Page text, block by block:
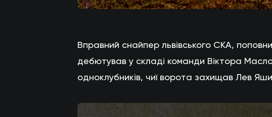
Вправний снайпер львівського СКА,
дебютував у складі команди Віктора
одноклубників, чиї ворота захищав Лев